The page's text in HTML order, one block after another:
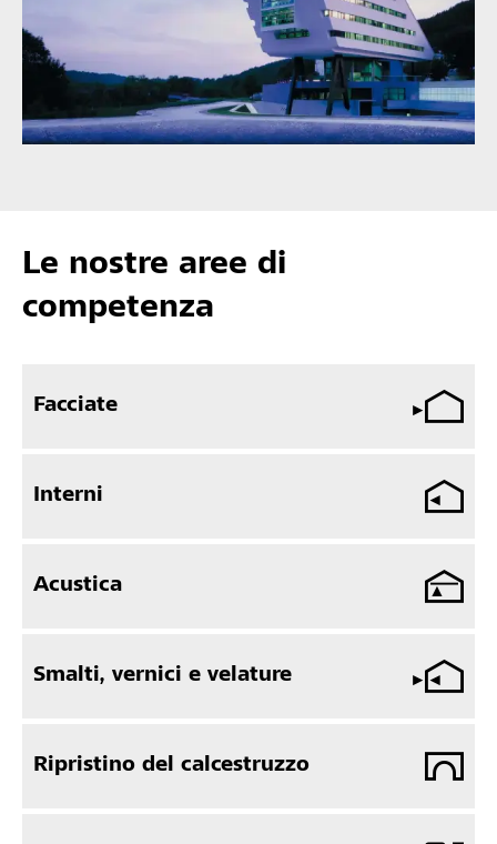
Le nostre aree di
competenza
Facciate
Interni
Acustica
Smalti, vernici e velature
Ripristino del calcestruzzo